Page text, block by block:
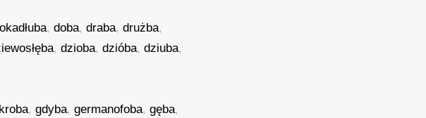
,doba,draba,drużba,
,dzioba,dzióba,dziuba,
,gdyba,germanofoba,gęba,